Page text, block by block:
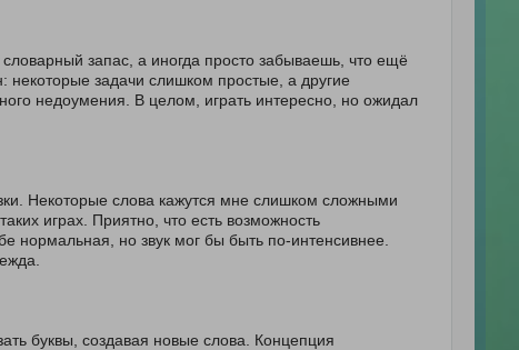
запас, а иногда просто забываешь, что ещё
некоторые задачи слишком простые, а другие
недоумения. В целом, играть интересно, но ожидал
Некоторые слова кажутся мне слишком сложными
играх. Приятно, что есть возможность
нормальная, но звук мог бы быть по-интенсивнее.
буквы, создавая новые слова. Концепция